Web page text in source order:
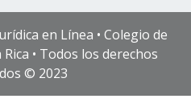
en Línea • Colegio de
• Todos los derechos
© 2023